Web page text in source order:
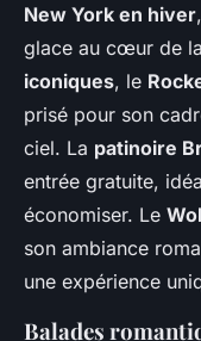
New York en hiver
glace au cœur de
iconiques, le
prisé pour son
ciel. La patinoire
entrée gratuite,
économiser. Le
son ambiance
une expérience
Balades